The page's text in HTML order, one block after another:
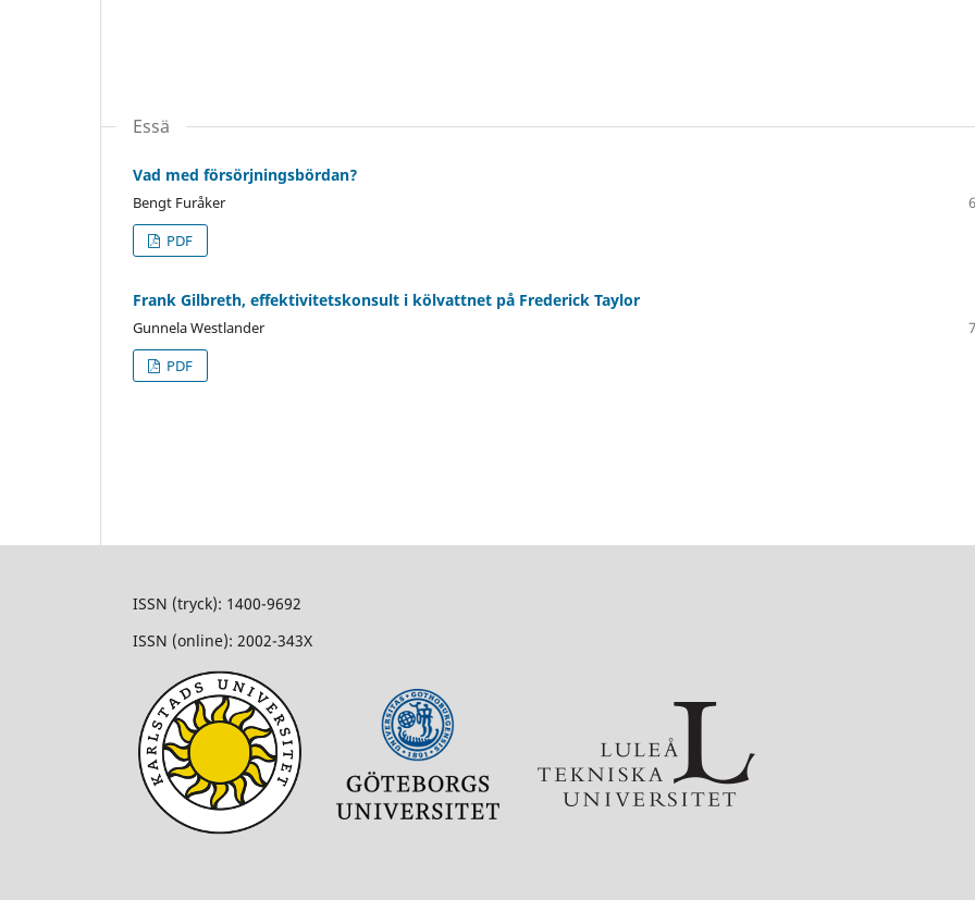
Essä
Vad med försörjningsbördan?
Bengt Furåker
PDF
Frank Gilbreth, effektivitetskonsult i kölvattnet på Frederick Taylor
Gunnela Westlander
PDF
ISSN (tryck): 1400-9692
ISSN (online): 2002-343X